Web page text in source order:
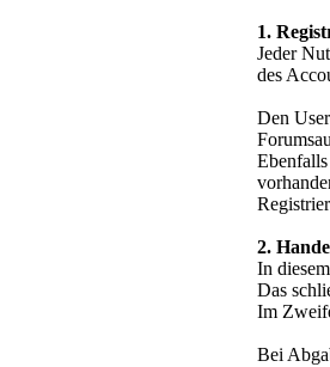
1.
Jeder
des
Den
2.
In
Das
Im
Bei